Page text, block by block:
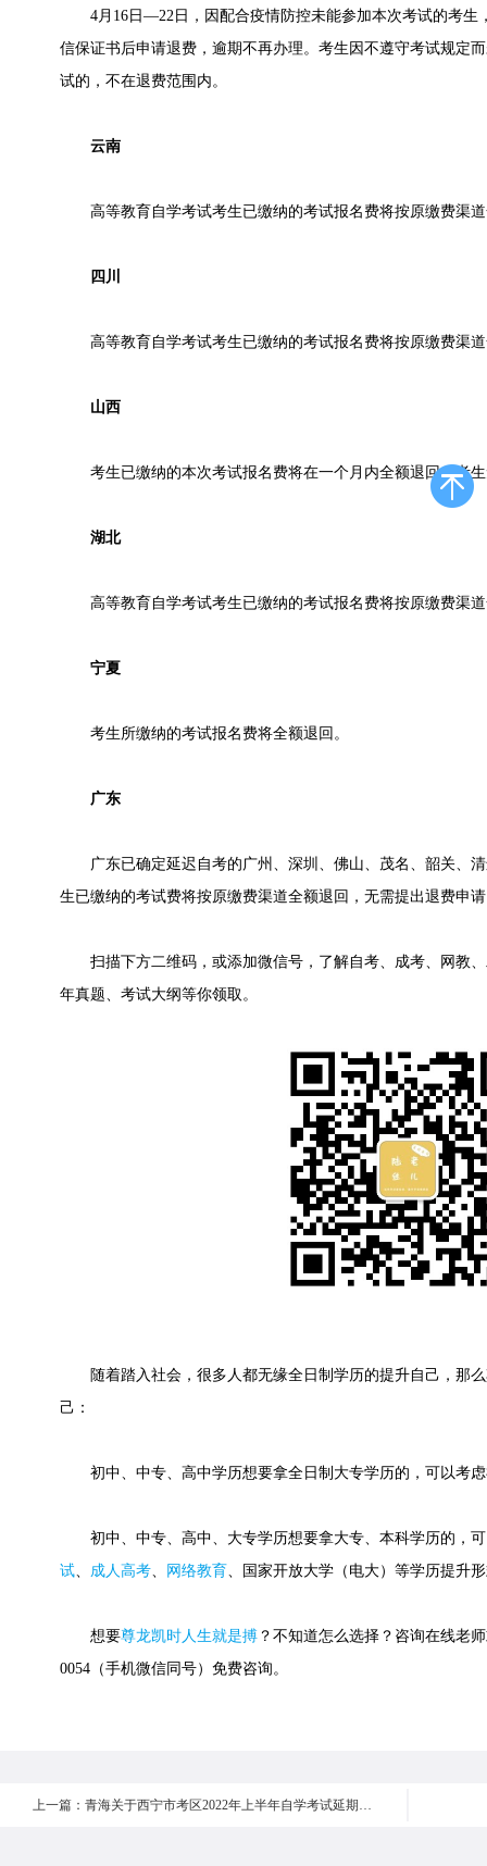
4月16日—22日，因配合疫情防控未能参加本次考试的考生
信保证书后申请退费，逾期不再办理。考生因不遵守考试规定
试的，不在退费范围内。
云南
高等教育自学考试考生已缴纳的考试报名费将按原缴费渠道
四川
高等教育自学考试考生已缴纳的考试报名费将按原缴费渠道
山西
考生已缴纳的本次考试报名费将在一个月内全额退回，考生
湖北
高等教育自学考试考生已缴纳的考试报名费将按原缴费渠道
宁夏
考生所缴纳的考试报名费将全额退回。
广东
广东已确定延迟自考的广州、深圳、佛山、茂名、韶关、清
生已缴纳的考试费将按原缴费渠道全额退回，无需提出退费申
扫描下方二维码，或添加微信号，了解自考、成考、网教、
年真题、考试大纲等你领取。
随着踏入社会，很多人都无缘全日制学历的提升自己，那么
己：
初中、中专、高中学历想要拿全日制大专学历的，可以考虑
初中、中专、高中、大专学历想要拿大专、本科学历的，可
试、 成人高考、 网络教育、国家开放大学（电大）等学历提升
想要尊龙凯时人生就是搏 ？不知道怎么选择？咨询在线老
0054（手机微信同号）免费咨询。
上一篇：青海关于西宁市考区2022年上半年自学考试延期举行的公告